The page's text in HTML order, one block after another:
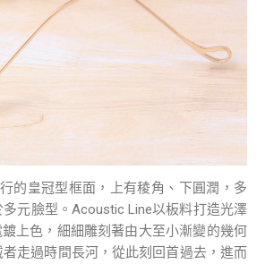
的皇冠型框面，上有稜角、下圓潤，多
元臉型。Acoustic Line以板料打造光澤
上色，細細雕刻著由大至小漸變的幾何
走過時間長河，從此刻回首過去，進而